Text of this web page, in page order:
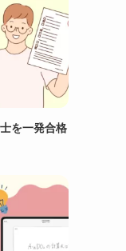
を一発合格